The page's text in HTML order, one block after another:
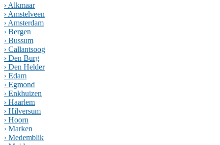
› Alkmaar
› Amstelveen
› Amsterdam
› Bergen
› Bussum
› Callantsoog
› Den Burg
› Den Helder
› Edam
› Egmond
› Enkhuizen
› Haarlem
› Hilversum
› Hoorn
› Marken
› Medemblik